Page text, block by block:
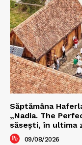
Săptămâna
„Nadia. The
săseşti, în ultima
09/08/2026